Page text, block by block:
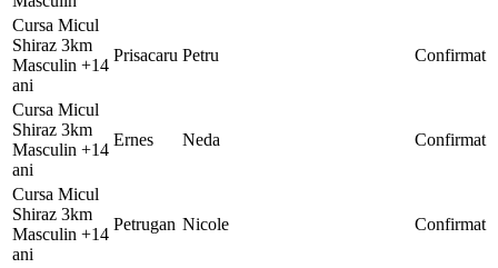
Cursa Micul
Shiraz 3km
Masculin +14
ani
Prisacaru Petru Confirmat
Cursa Micul
Shiraz 3km
Masculin +14
ani
Ernes Neda Confirmat
Cursa Micul
Shiraz 3km
Masculin +14
ani
Petrugan Nicole Confirmat